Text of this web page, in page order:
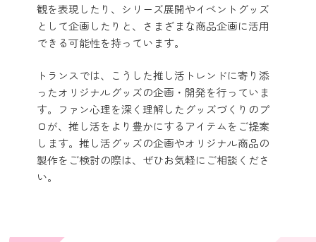
観を表現したり、シリーズ展開やイベントグッズ
として企画したりと、さまざまな商品企画に活用
できる可能性を持っています。
トランスでは、こうした推し活トレンドに寄り添
ったオリジナルグッズの企画・開発を行っていま
す。ファン心理を深く理解したグッズづくりのプ
ロが、推し活をより豊かにするアイテムをご提案
します。推し活グッズの企画やオリジナル商品の
製作をご検討の際は、ぜひお気軽にご相談くださ
い。